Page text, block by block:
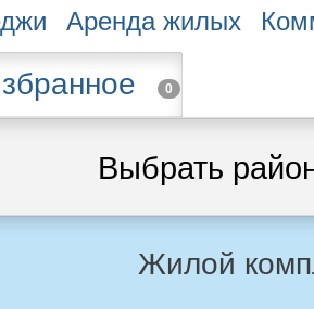
Аренда жилых
0
Выбрать
Жилой